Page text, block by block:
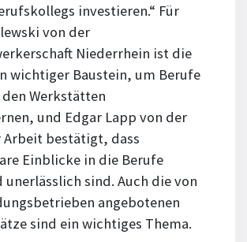
investieren.“ Für
von der
Niederrhein ist die
wichtiger Baustein, um Berufe
Werkstätten
und Edgar Lapp von der
bestätigt, dass
Einblicke in die Berufe
sind. Auch die von
angebotenen
sind ein wichtiges Thema.